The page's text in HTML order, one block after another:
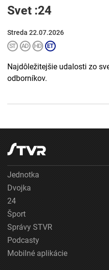
Svet :24
Streda 22.07.2026
Najdôležitejšie udalosti zo
odborníkov.
Jednotka
Dvojka
24
Šport
Správy STVR
Podcasty
Mobilné aplikácie